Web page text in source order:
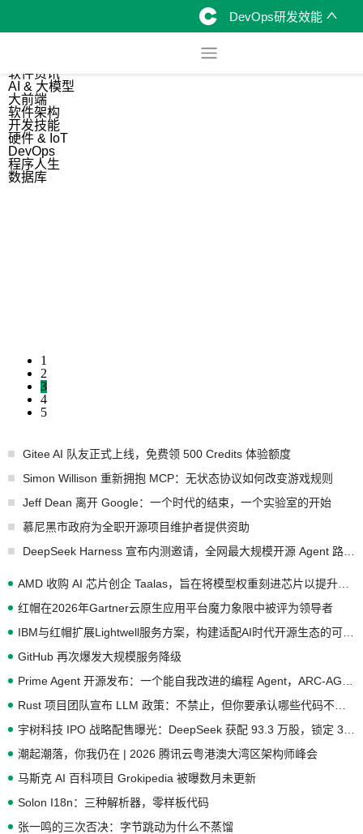
DevOps研发效能
软件资讯
AI & 大模型
大前端
软件架构
开发技能
硬件 & IoT
DevOps
程序人生
数据库
1
2
3
4
5
Gitee AI 队友正式上线，免费领 500 Credits 体验额度
Simon Willison 重新拥抱 MCP：无状态协议如何改变游戏规则
Jeff Dean 离开 Google：一个时代的结束，一个实验室的开始
慕尼黑市政府为全职开源项目维护者提供资助
红帽在2026年Gartner云原生应用平台魔力象限中被评为领导者
GitHub 再次爆发大规模服务降级
潮起潮落，你我仍在 | 2026 腾讯云粤港澳大湾区架构师峰会
马斯克 AI 百科项目 Grokipedia 被曝数月未更新
Solon I18n：三种解析器，零样板代码
张一鸣的三次否决：字节跳动为什么不蒸馏